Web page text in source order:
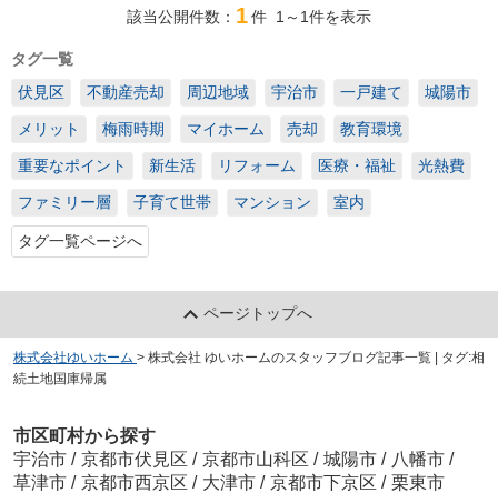
該当公開件数： 1件 1～1件を表示
タグ一覧
伏見区
不動産売却 周辺地域 宇治市 一戸建て 城陽市
メリット 梅雨時期 マイホーム 売却 教育環境
重要なポイント 新生活 リフォーム 医療・福祉 光熱費
ファミリー層 子育て世帯 マンション 室内
タグ一覧ページへ
ページトップへ
株式会社ゆいホーム > 株式会社 ゆいホームのスタッフブログ記事一覧 | タグ:相
続土地国庫帰属
市区町村から探す
宇治市 / 京都市伏見区 / 京都市山科区 / 城陽市 / 八幡市 /
草津市 / 京都市西京区 / 大津市 / 京都市下京区 / 栗東市